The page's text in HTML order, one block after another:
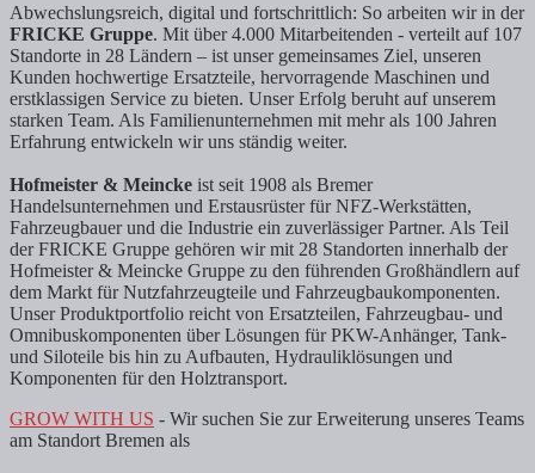
Abwechslungsreich, digital und fortschrittlich: So arbeiten wir in der
FRICKE Gruppe. Mit über 4.000 Mitarbeitenden - verteilt auf 107
Standorte in 28 Ländern – ist unser gemeinsames Ziel, unseren
Kunden hochwertige Ersatzteile, hervorragende Maschinen und
erstklassigen Service zu bieten. Unser Erfolg beruht auf unserem
starken Team. Als Familienunternehmen mit mehr als 100 Jahren
Erfahrung entwickeln wir uns ständig weiter.
Hofmeister & Meincke ist seit 1908 als Bremer
Handelsunternehmen und Erstausrüster für NFZ-Werkstätten,
Fahrzeugbauer und die Industrie ein zuverlässiger Partner. Als Teil
der FRICKE Gruppe gehören wir mit 28 Standorten innerhalb der
Hofmeister & Meincke Gruppe zu den führenden Großhändlern auf
dem Markt für Nutzfahrzeugteile und Fahrzeugbaukomponenten.
Unser Produktportfolio reicht von Ersatzteilen, Fahrzeugbau- und
Omnibuskomponenten über Lösungen für PKW-Anhänger, Tank-
und Siloteile bis hin zu Aufbauten, Hydrauliklösungen und
Komponenten für den Holztransport.
GROW WITH US - Wir suchen Sie zur Erweiterung unseres Teams
am Standort Bremen als